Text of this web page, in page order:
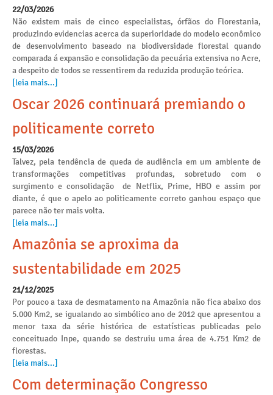
22/03/2026
Não existem mais de cinco especialistas, órfãos do Florestania,
produzindo evidencias acerca da superioridade do modelo econômico
de desenvolvimento baseado na biodiversidade florestal quando
comparada á expansão e consolidação da pecuária extensiva no Acre,
a despeito de todos se ressentirem da reduzida produção teórica.
[leia mais...]
Oscar 2026 continuará premiando o
politicamente correto
15/03/2026
Talvez, pela tendência de queda de audiência em um ambiente de
transformações competitivas profundas, sobretudo com o
surgimento e consolidação de Netflix, Prime, HBO e assim por
diante, é que o apelo ao politicamente correto ganhou espaço que
parece não ter mais volta.
[leia mais...]
Amazônia se aproxima da
sustentabilidade em 2025
21/12/2025
Por pouco a taxa de desmatamento na Amazônia não fica abaixo dos
5.000 Km2, se igualando ao simbólico ano de 2012 que apresentou a
menor taxa da série histórica de estatísticas publicadas pelo
conceituado Inpe, quando se destruiu uma área de 4.751 Km2 de
florestas.
[leia mais...]
Com determinação Congresso